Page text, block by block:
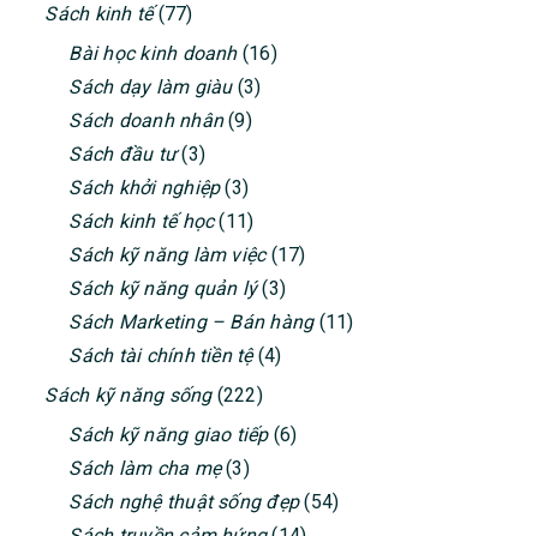
Sách kinh tế(77)
Bài học kinh doanh(16)
Sách dạy làm giàu(3)
Sách doanh nhân(9)
Sách đầu tư(3)
Sách khởi nghiệp(3)
Sách kinh tế học(11)
Sách kỹ năng làm việc(17)
Sách kỹ năng quản lý(3)
Sách Marketing – Bán hàng(11)
Sách tài chính tiền tệ(4)
Sách kỹ năng sống(222)
Sách kỹ năng giao tiếp(6)
Sách làm cha mẹ(3)
Sách nghệ thuật sống đẹp(54)